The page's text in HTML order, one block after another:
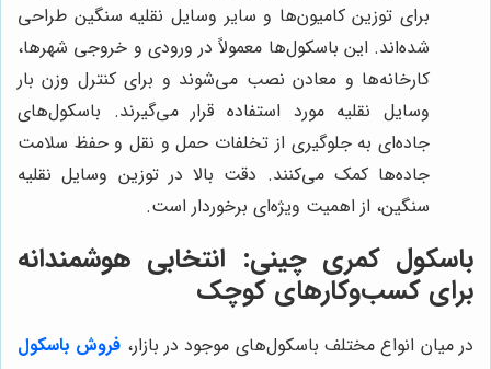
برای توزین کامیون‌ها و سایر وسایل نقلیه سنگین طراحی
شده‌اند. این باسکول‌ها معمولاً در ورودی و خروجی شهرها،
کارخانه‌ها و معادن نصب می‌شوند و برای کنترل وزن بار
وسایل نقلیه مورد استفاده قرار می‌گیرند. باسکول‌های
جاده‌ای به جلوگیری از تخلفات حمل و نقل و حفظ سلامت
جاده‌ها کمک می‌کنند. دقت بالا در توزین وسایل نقلیه
سنگین، از اهمیت ویژه‌ای برخوردار است.
باسکول کمری چینی: انتخابی هوشمندانه
برای کسب‌وکارهای کوچک
در میان انواع مختلف باسکول‌های موجود در بازار، فروش باسکول